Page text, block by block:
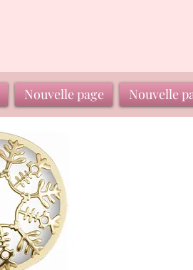
Nouvelle page Nouvelle